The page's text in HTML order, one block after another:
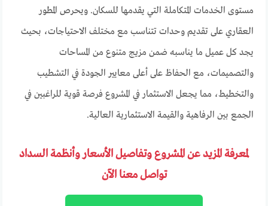
مستوى الخدمات المتكاملة التي يقدمها للسكان. ويحرص المطور
العقاري على تقديم وحدات تتناسب مع مختلف الاحتياجات، بحيث
يجد كل عميل ما يناسبه ضمن مزيج متنوع من المساحات
والتصميمات، مع الحفاظ على أعلى معايير الجودة في التشطيب
والتخطيط، مما يجعل الاستثمار في المشروع فرصة قوية للراغبين في
الجمع بين الرفاهية والقيمة الاستثمارية العالية.
لمعرفة المزيد عن المشروع وتفاصيل الأسعار وأنظمة السداد
تواصل معنا الآن